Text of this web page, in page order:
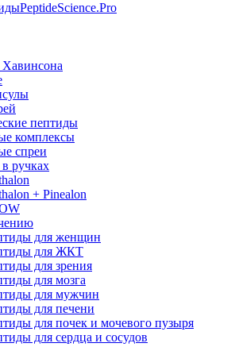
PeptideScience.Pro
пептиды
комплексы
спреи
ручках
+ Pinealon
для женщин
для ЖКТ
для зрения
для мозга
для мужчин
для печени
для почек и мочевого пузыря
для сердца и сосудов